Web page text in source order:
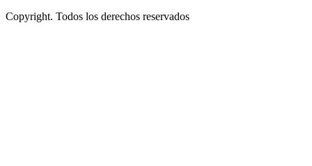
Copyright. Todos los derechos reservados